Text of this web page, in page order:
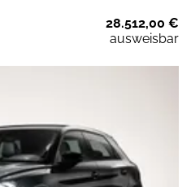
28.512,00 €
ausweisbar